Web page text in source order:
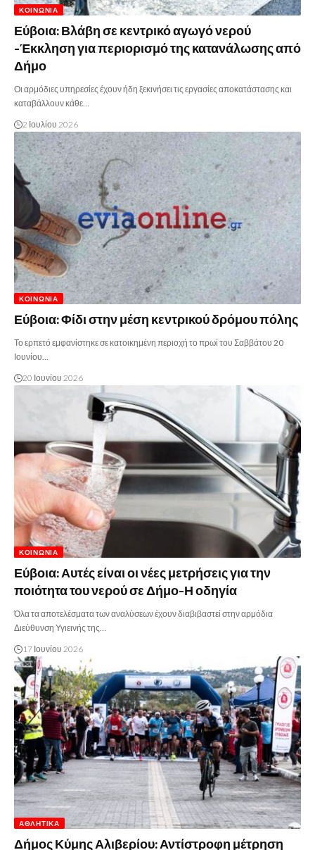
ΚΟΙΝΩΝΊΑ
Εύβοια: Βλάβη σε κεντρικό αγωγό νερού
-Έκκληση για περιορισμό της κατανάλωσης από
Δήμο
Οι αρμόδιες υπηρεσίες έχουν ήδη ξεκινήσει τις εργασίες αποκατάστασης και
καταβάλλουν κάθε…
2 Ιουλίου 2026
ΚΟΙΝΩΝΊΑ
Εύβοια: Φίδι στην μέση κεντρικού δρόμου πόλης
Το ερπετό εμφανίστηκε σε κατοικημένη περιοχή το πρωί του Σαββάτου 20
Ιουνίου…
20 Ιουνίου 2026
ΚΟΙΝΩΝΊΑ
Εύβοια: Αυτές είναι οι νέες μετρήσεις για την
ποιότητα του νερού σε Δήμο-Η οδηγία
Όλα τα αποτελέσματα των αναλύσεων έχουν διαβιβαστεί στην αρμόδια
Διεύθυνση Υγιεινής της…
17 Ιουνίου 2026
ΑΘΛΗΤΙΚΆ
Δήμος Κύμης Αλιβερίου: Αντίστροφη μέτρηση